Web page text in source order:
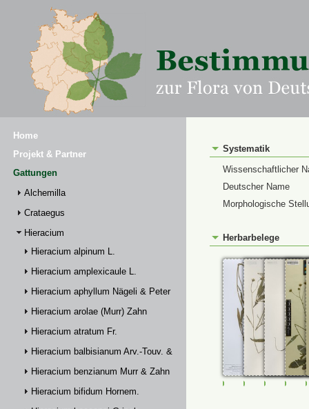
Home
Projekt & Partner
Gattungen
Alchemilla
Crataegus
Hieracium
Hieracium alpinum L.
Hieracium amplexicaule L.
Hieracium aphyllum Nägeli & Peter
Hieracium arolae (Murr) Zahn
Hieracium atratum Fr.
Hieracium balbisianum Arv.-Touv. & Briq.
Hieracium benzianum Murr & Zahn
Hieracium bifidum Hornem.
Systematik
Wissenschaftlicher
Deutscher Name
Morphologische
Herbarbelege
FR-0007796JE00029743 M-